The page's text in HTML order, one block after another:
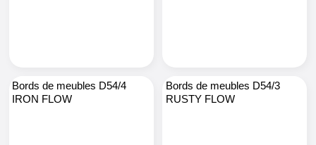
Bords de meubles D54/4
IRON FLOW
Bords de meubles D54/3
RUSTY FLOW